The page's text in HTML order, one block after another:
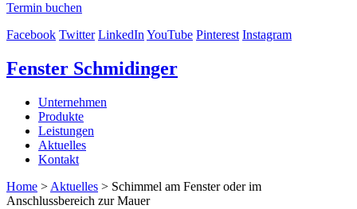
Termin buchen
Facebook Twitter LinkedInYouTube Pinterest Instagram
Fenster Schmidinger
Unternehmen
Produkte
Leistungen
Aktuelles
Kontakt
Home > Aktuelles > Schimmel am Fenster oder im
Anschlussbereich zur Mauer